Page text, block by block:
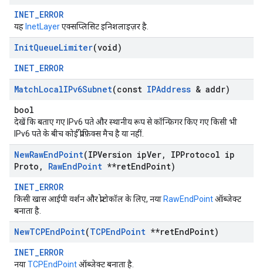
INET_ERROR
यह InetLayerएक्सप्लिसिट इनिशलाइज़र है.
InitQueueLimiter(void)
INET_ERROR
MatchLocalIPv6Subnet(const IPAddress & addr)
bool
देखें कि बताए गए IPv6 पते और स्थानीय रूप से कॉन्फ़िगर किए गए किसी भी
IPv6 पते के बीच कोई प्रीफ़िक्स मैच है या नहीं.
NewRawEndPoint(IPVersion ipVer,
IPProtocol ip
Proto , RawEndPoint **retEndPoint)
INET_ERROR
किसी खास आईपी वर्शन और प्रोटोकॉल के लिए, नया RawEndPointऑब्जेक्ट
बनाता है.
NewTCPEndPoint(TCPEndPoint **retEndPoint)
INET_ERROR
नयाTCPEndPointऑब्जेक्ट बनाता है.